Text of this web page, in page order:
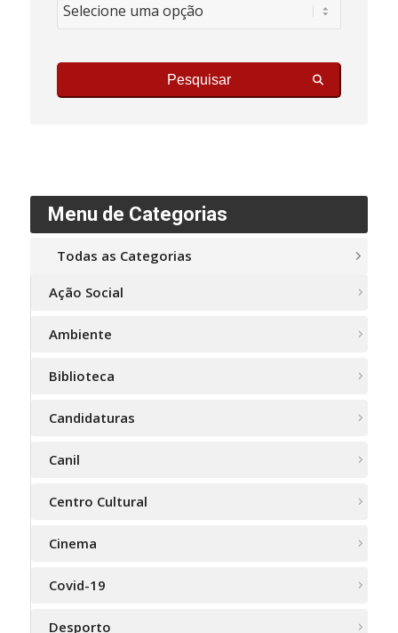
Pesquisar
Menu de Categorias
Todas as Categorias
Ação Social
Ambiente
Biblioteca
Candidaturas
Canil
Centro Cultural
Cinema
Covid-19
Desporto